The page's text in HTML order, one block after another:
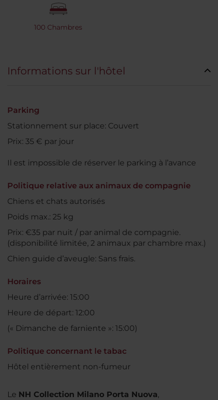
100 Chambres
Informations sur l'hôtel
Parking
Stationnement sur place: Couvert
Prix: 35 € par jour
Il est impossible de réserver le parking à l’avance
Politique relative aux animaux de compagnie
Chiens et chats autorisés
Poids max.: 25 kg
Prix: €35 par nuit / par animal de compagnie.
(disponibilité limitée, 2 animaux par chambre max.)
Chien guide d’aveugle: Sans frais.
Horaires
Heure d’arrivée: 15:00
Heure de départ: 12:00
(« Dimanche de farniente »: 15:00)
Politique concernant le tabac
Hôtel entièrement non-fumeur
Le NH Collection Milano Porta Nuova,